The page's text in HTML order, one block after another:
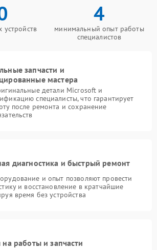
4
минимальный опыт работы
специалистов
запчасти и
мастера
детали Microsoft и
специалисты, что гарантирует
после ремонта и сохранение
диагностика и быстрый ремонт
и опыт позволяют провести
и восстановление в кратчайшие
время без устройства
на работы и запчасти